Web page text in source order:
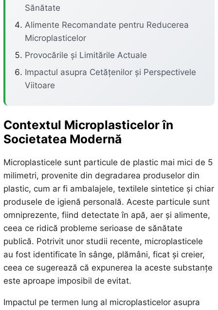
Sănătate
Alimente Recomandate pentru Reducerea
Microplasticelor
Provocările și Limitările Actuale
Impactul asupra Cetățenilor și Perspectivele
Viitoare
Contextul Microplasticelor în
Societatea Modernă
Microplasticele sunt particule de plastic mai mici de 5
milimetri, provenite din degradarea produselor din
plastic, cum ar fi ambalajele, textilele sintetice și chiar
produsele de igienă personală. Aceste particule sunt
omniprezente, fiind detectate în apă, aer și alimente,
ceea ce ridică probleme serioase de sănătate
publică. Potrivit unor studii recente, microplasticele
au fost identificate în sânge, plămâni, ficat și creier,
ceea ce sugerează că expunerea la aceste substanțe
este aproape imposibil de evitat.
Impactul pe termen lung al microplasticelor asupra